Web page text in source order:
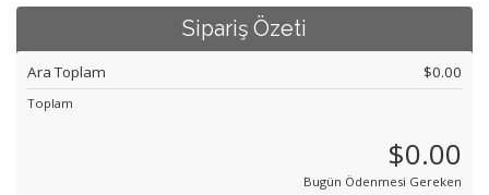
Sipariş Özeti
Ara Toplam $0.00
Toplam
$0.00
Bugün Ödenmesi Gereken